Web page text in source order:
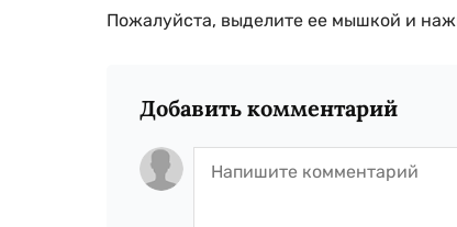
Пожалуйста, выделите ее мышкой и
Добавить комментарий